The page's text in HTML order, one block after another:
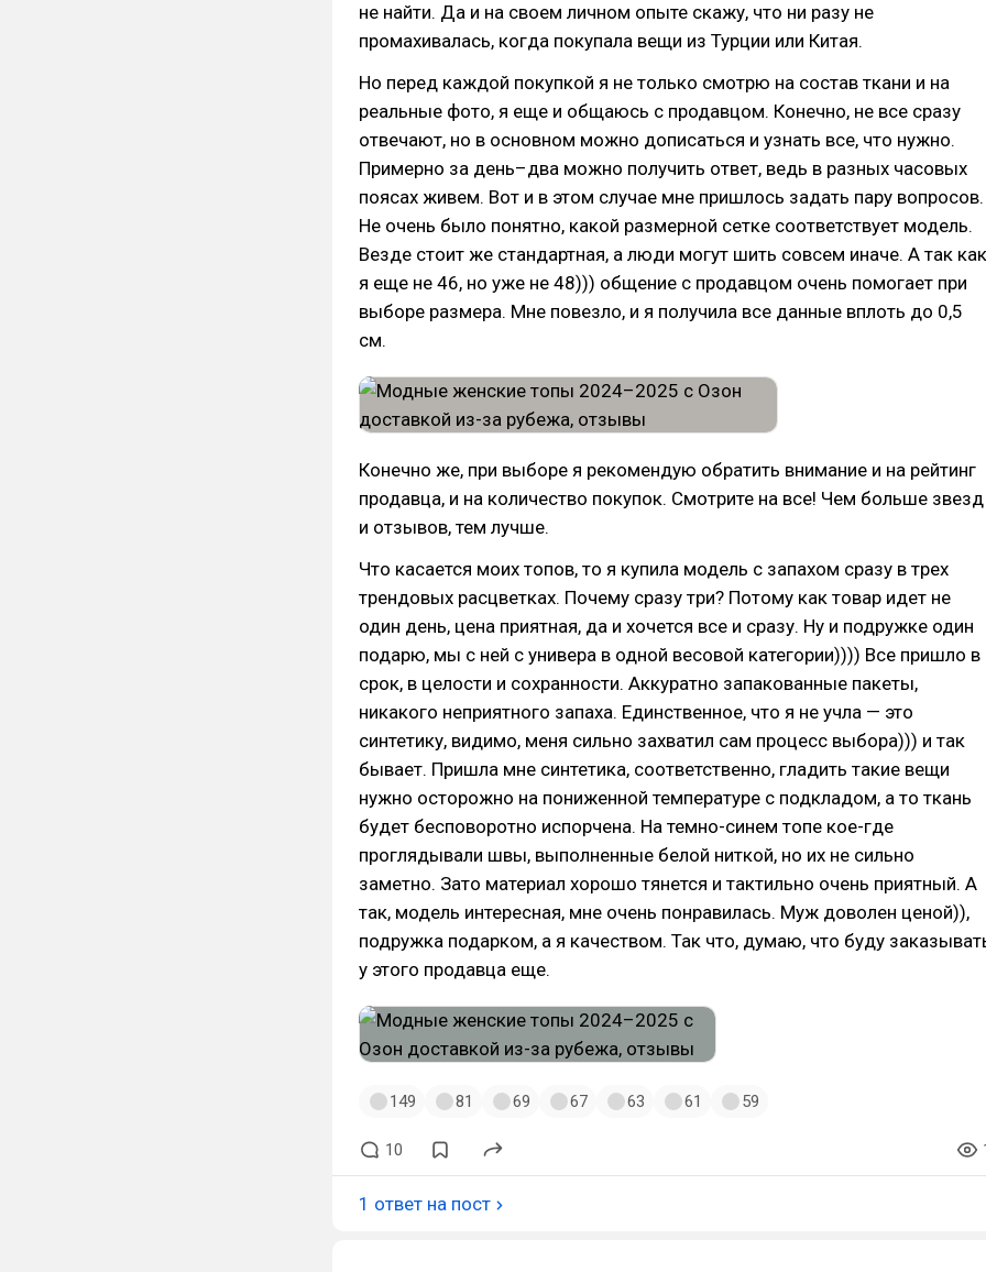
не найти. Да и на своем личном опыте скажу, что ни разу не
промахивалась, когда покупала вещи из Турции или Китая.
Но перед каждой покупкой я не только смотрю на состав ткани и на
реальные фото, я еще и общаюсь с продавцом. Конечно, не все сразу
отвечают, но в основном можно дописаться и узнать все, что нужно.
Примерно за день–два можно получить ответ, ведь в разных часовых
поясах живем. Вот и в этом случае мне пришлось задать пару вопросов.
Не очень было понятно, какой размерной сетке соответствует модель.
Везде стоит же стандартная, а люди могут шить совсем иначе. А так как
я еще не 46, но уже не 48))) общение с продавцом очень помогает при
выборе размера. Мне повезло, и я получила все данные вплоть до 0,5
см.
Конечно же, при выборе я рекомендую обратить внимание и на рейтинг
продавца, и на количество покупок. Смотрите на все! Чем больше звезд
и отзывов, тем лучше.
Что касается моих топов, то я купила модель с запахом сразу в трех
трендовых расцветках. Почему сразу три? Потому как товар идет не
один день, цена приятная, да и хочется все и сразу. Ну и подружке один
подарю, мы с ней с универа в одной весовой категории)))) Все пришло в
срок, в целости и сохранности. Аккуратно запакованные пакеты,
никакого неприятного запаха. Единственное, что я не учла — это
синтетику, видимо, меня сильно захватил сам процесс выбора))) и так
бывает. Пришла мне синтетика, соответственно, гладить такие вещи
нужно осторожно на пониженной температуре с подкладом, а то ткань
будет бесповоротно испорчена. На темно-синем топе кое-где
проглядывали швы, выполненные белой ниткой, но их не сильно
заметно. Зато материал хорошо тянется и тактильно очень приятный. А
так, модель интересная, мне очень понравилась. Муж доволен ценой)),
подружка подарком, а я качеством. Так что, думаю, что буду
у этого продавца еще.
149 81 69 67 63 61 59
10
1 ответ на пост